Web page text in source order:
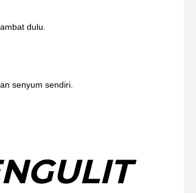
dulu.
senyum sendiri.